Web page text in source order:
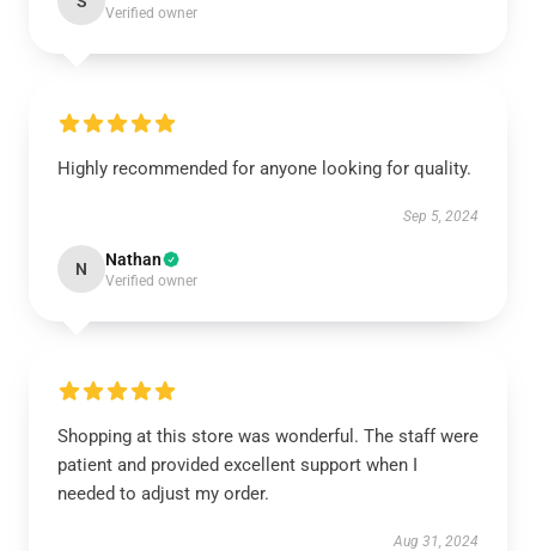
Verified owner
Highly recommended for anyone looking for quality.
Sep 5, 2024
N Nathan
Verified owner
Shopping at this store was wonderful. The staff were
patient and provided excellent support when I
needed to adjust my order.
Aug 31, 2024